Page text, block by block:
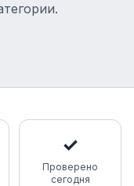
✓
Проверено
сегодня